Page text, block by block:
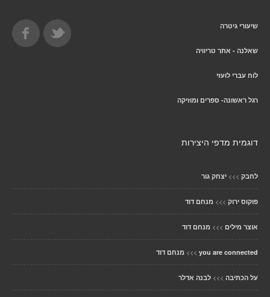
שיעורי גיטרה
שאלנה - אתר טריוויה
לוח עברי לועזי
רגל ראשונה- ספרים ומוזיקה
דוגמית מדפי היצירות
לחבק >>> יצחק גור
פוקוס ירוק >>> מנחם דוד
אוצר מילים >>> מנחם דוד
you are connected
>>> מנחם דוד
על הכתיבה >>> לבנה אדלר